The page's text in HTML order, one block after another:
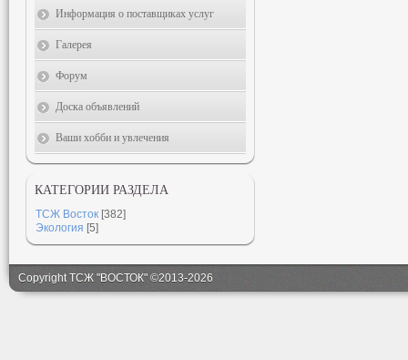
Информация о поставщиках услуг
Галерея
Форум
Доска объявлений
Ваши хобби и увлечения
КАТЕГОРИИ РАЗДЕЛА
ТСЖ Восток [382]
Экология [5]
Copyright ТСЖ "ВОСТОК" ©2013-2026